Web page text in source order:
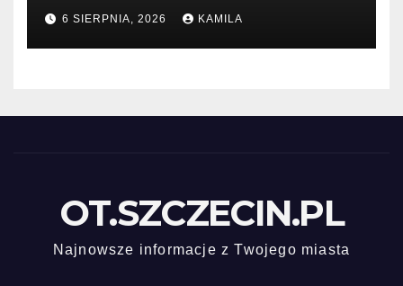
6 SIERPNIA, 2026 KAMILA
OT.SZCZECIN.PL
Najnowsze informacje z Twojego miasta